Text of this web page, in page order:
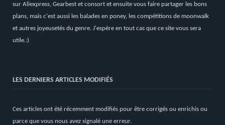
sur Aliexpress, Gearbest et consort et ensuite vous faire partager les bons
plans, mais c'est aussi les balades en poney, les compétitions de moonwalk
et autres joyeusetés du genre. J'espère en tout cas que ce site vous sera
utile.:)
LES DERNIERS ARTICLES MODIFIÉS
Ces articles ont été récemment modifiés pour être corrigés ou enrichis ou
parce que vous nous avez signalé une erreur.